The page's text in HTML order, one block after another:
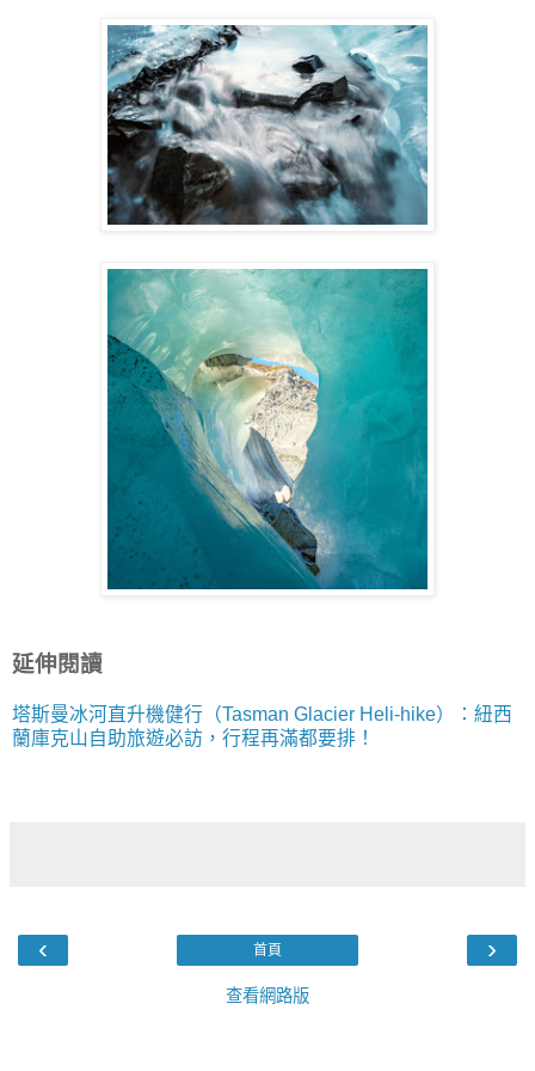
延伸閱讀
塔斯曼冰河直升機健行（Tasman Glacier Heli-hike）：紐西
蘭庫克山自助旅遊必訪，行程再滿都要排！
‹ ›
首頁
查看網路版